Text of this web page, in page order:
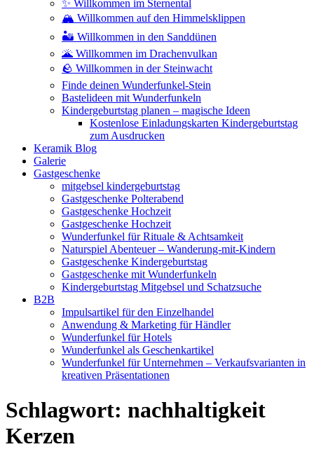
✨ Willkommen im Sternental
🏔️ Willkommen auf den Himmelsklippen
🏜️ Willkommen in den Sanddünen
🌋 Willkommen im Drachenvulkan
🪨 Willkommen in der Steinwacht
Finde deinen Wunderfunkel-Stein
Bastelideen mit Wunderfunkeln
Kindergeburtstag planen – magische Ideen
Kostenlose Einladungskarten Kindergeburtstag
zum Ausdrucken
Keramik Blog
Galerie
Gastgeschenke
mitgebsel kindergeburtstag
Gastgeschenke Polterabend
Gastgeschenke Hochzeit
Gastgeschenke Hochzeit
Wunderfunkel für Rituale & Achtsamkeit
Naturspiel Abenteuer – Wanderung-mit-Kindern
Gastgeschenke Kindergeburtstag
Gastgeschenke mit Wunderfunkeln
Kindergeburtstag Mitgebsel und Schatzsuche
B2B
Impulsartikel für den Einzelhandel
Anwendung & Marketing für Händler
Wunderfunkel für Hotels
Wunderfunkel als Geschenkartikel
Wunderfunkel für Unternehmen – Verkaufsvarianten in
kreativen Präsentationen
Schlagwort: nachhaltigkeit
Kerzen